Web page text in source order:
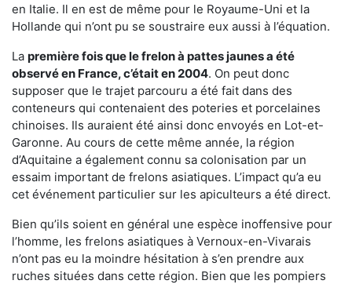
en Italie. Il en est de même pour le Royaume-Uni et la
Hollande qui n’ont pu se soustraire eux aussi à l’équation.
La première fois que le frelon à pattes jaunes a été
observé en France, c’était en 2004. On peut donc
supposer que le trajet parcouru a été fait dans des
conteneurs qui contenaient des poteries et porcelaines
chinoises. Ils auraient été ainsi donc envoyés en Lot-et-
Garonne. Au cours de cette même année, la région
d’Aquitaine a également connu sa colonisation par un
essaim important de frelons asiatiques. L’impact qu’a eu
cet événement particulier sur les apiculteurs a été direct.
Bien qu’ils soient en général une espèce inoffensive pour
l’homme, les frelons asiatiques à Vernoux-en-Vivarais
n’ont pas eu la moindre hésitation à s’en prendre aux
ruches situées dans cette région. Bien que les pompiers